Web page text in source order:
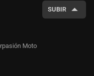
SUBIR
Moto